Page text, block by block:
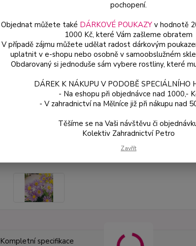
Kompletní specifikace
pochopení.
Objednat můžete také DÁRKOVÉ POUKAZYv hodnotě
1000 Kč, které Vám zašleme obratem
V případě zájmu můžete udělat radost dárkovým
uplatnit v e-shopu nebo osobně v samoobslužném
Obdarovaný si jednoduše sám vybere rostliny, které
DÁREK K NÁKUPU V PODOBĚ SPECIÁLNÍHO
- Na eshopu při objednávce nad 1000,-
- V zahradnictví na Mělníce již při nákupu nad
Těšíme se na Vaši návštěvu či
Kolektiv Zahradnictví Petro
Zavřít